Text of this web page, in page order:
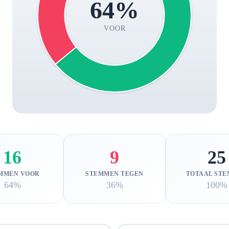
64%
VOOR
16
VOOR
64%
9
STEMMEN TEGEN
36%
25
TOTAAL
100%